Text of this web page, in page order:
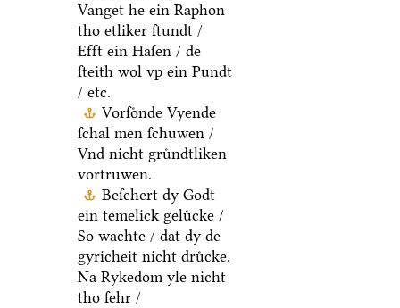
Vanget he ein Raphon
tho etliker ſtundt /
Efft ein Haſen / de
ſteith wol vp ein Pundt
/ etc.
Vorſoͤnde Vyende
ſchal men ſchuwen /
Vnd nicht gruͤndtliken
vortruwen.
Beſchert dy Godt
ein temelick geluͤcke /
So wachte / dat dy de
gyricheit nicht druͤcke.
Na Rykedom yle nicht
tho ſehr /